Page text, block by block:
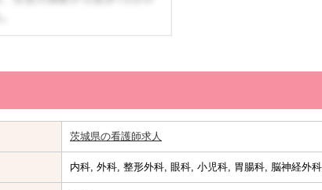
茨城県の看護師求人
内科, 外科, 整形外科, 眼科, 小児科, 胃腸科, 脳神経外